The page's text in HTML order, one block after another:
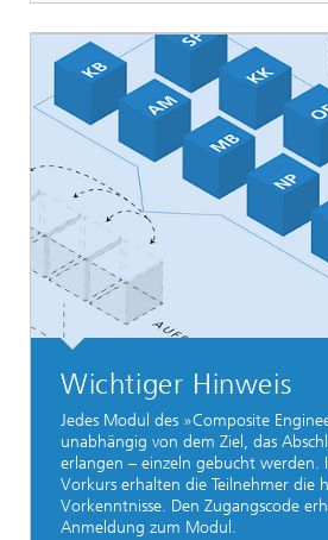
Wichtiger Hinweis
Jedes Modul des »Composite
unabhängig von dem Ziel, das
erlangen – einzeln gebucht werden.
Vorkurs erhalten die Teilnehmer die
Vorkenntnisse. Den Zugangscode
Anmeldung zum Modul.